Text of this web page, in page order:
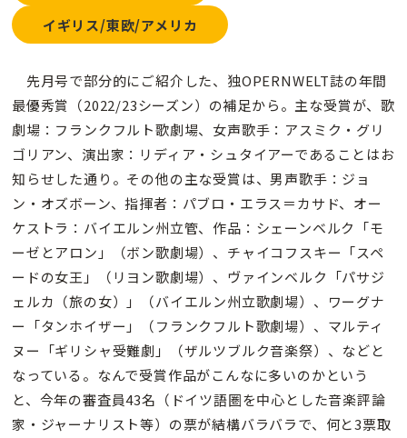
イギリス/東欧/アメリカ
先月号で部分的にご紹介した、独OPERNWELT誌の年間
最優秀賞（2022/23シーズン）の補足から。主な受賞が、歌
劇場：フランクフルト歌劇場、女声歌手：アスミク・グリ
ゴリアン、演出家：リディア・シュタイアーであることはお
知らせした通り。その他の主な受賞は、男声歌手：ジョ
ン・オズボーン、指揮者：パブロ・エラス＝カサド、オー
ケストラ：バイエルン州立管、作品：シェーンベルク「モ
ーゼとアロン」（ボン歌劇場）、チャイコフスキー「スペ
ードの女王」（リヨン歌劇場）、ヴァインベルク「パサジ
ェルカ（旅の女）」（バイエルン州立歌劇場）、ワーグナ
ー「タンホイザー」（フランクフルト歌劇場）、マルティ
ヌー「ギリシャ受難劇」（ザルツブルク音楽祭）、などと
なっている。なんで受賞作品がこんなに多いのかという
と、今年の審査員43名（ドイツ語圏を中心とした音楽評論
家・ジャーナリスト等）の票が結構バラバラで、何と3票取